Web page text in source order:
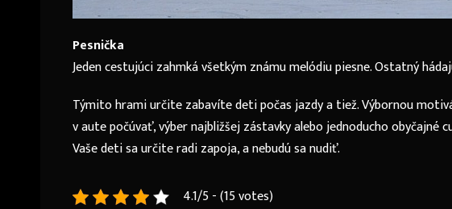
Pesnička
Jeden cestujúci zahmká všetkým známu melódiu piesne. Ostatný
Týmito hrami určite zabavíte deti počas jazdy a tiež. Výbornou
v aute počúvať, výber najbližšej zástavky alebo jednoducho obyčajné
Vaše deti sa určite radi zapoja, a nebudú sa nudiť.
4.1/5 - (15 votes)